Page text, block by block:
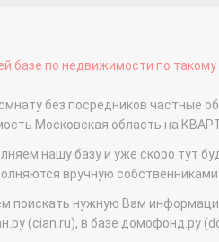
базе по недвижимости по такому
без посредников
Московская область на
нашу базу и уже скоро тут
вручную
поискать нужную Вам
(cian.ru), в базе домофонд.ру